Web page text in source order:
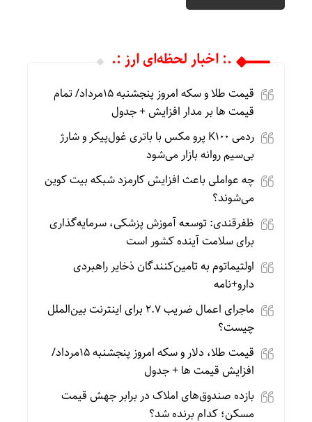
.: اخبار لحظه‌ای ارز :.
قیمت طلا و سکه امروز پنجشنبه 15مرداد/ تمام
قیمت ها بر مدار افزایش + جدول
ردمی K100 پرو مکس با باتری غول‌پیکر و شارژ
بی‌سیم روانه بازار می‌شود
چه عواملی باعث افزایش کارمزد شبکه بیت کوین
می‌شوند؟
ظفرقندی: توسعه آموزش پزشکی، سرمایه‌گذاری
برای سلامت آینده کشور است
اولتیماتوم به تامین‌کنندگان ذخایر راهبردی
دارو+نامه
ماجرای اعمال ضریب ۲.۷ برای اینترنت بین‌الملل
چیست؟
قیمت طلا، دلار و سکه امروز پنجشنبه 15مرداد/
افزایش قیمت ها + جدول
بازده صندوق‌های املاک در برابر جهش قیمت
مسکن؛ کدام برنده شد؟